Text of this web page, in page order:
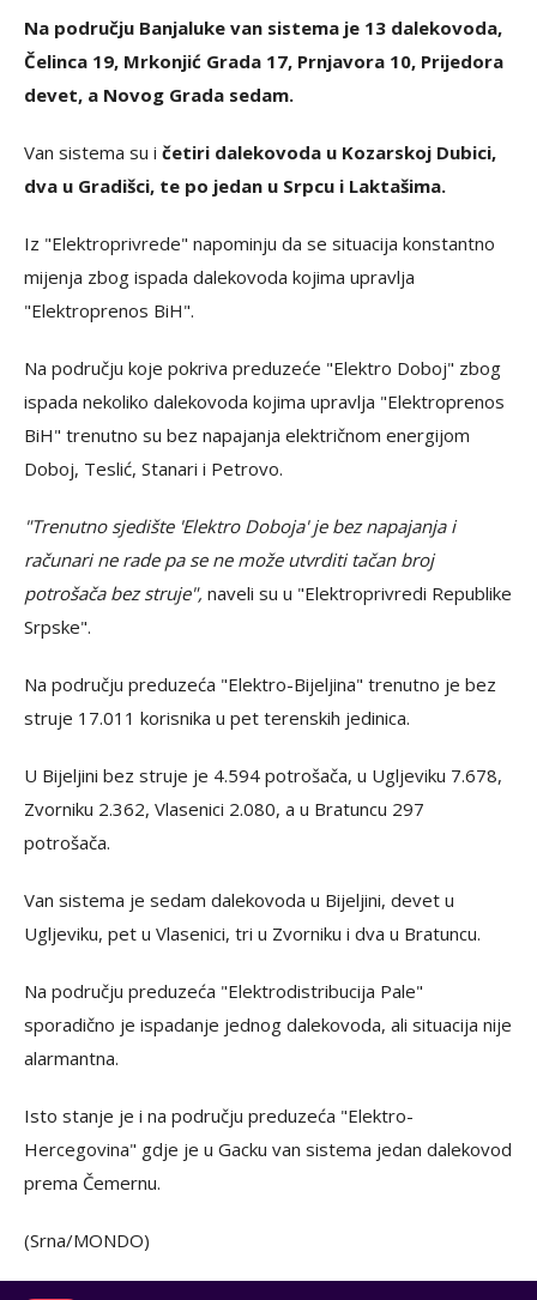
Na području Banjaluke van sistema je 13 dalekovoda,
Čelinca 19, Mrkonjić Grada 17, Prnjavora 10, Prijedora
devet, a Novog Grada sedam.
Van sistema su i četiri dalekovoda u Kozarskoj Dubici,
dva u Gradišci, te po jedan u Srpcu i Laktašima.
Iz "Elektroprivrede" napominju da se situacija konstantno
mijenja zbog ispada dalekovoda kojima upravlja
"Elektroprenos BiH".
Na području koje pokriva preduzeće "Elektro Doboj" zbog
ispada nekoliko dalekovoda kojima upravlja "Elektroprenos
BiH" trenutno su bez napajanja električnom energijom
Doboj, Teslić, Stanari i Petrovo.
"Trenutno sjedište 'Elektro Doboja' je bez napajanja i
računari ne rade pa se ne može utvrditi tačan broj
potrošača bez struje", naveli su u "Elektroprivredi Republike
Srpske".
Na području preduzeća "Elektro-Bijeljina" trenutno je bez
struje 17.011 korisnika u pet terenskih jedinica.
U Bijeljini bez struje je 4.594 potrošača, u Ugljeviku 7.678,
Zvorniku 2.362, Vlasenici 2.080, a u Bratuncu 297
potrošača.
Van sistema je sedam dalekovoda u Bijeljini, devet u
Ugljeviku, pet u Vlasenici, tri u Zvorniku i dva u Bratuncu.
Na području preduzeća "Elektrodistribucija Pale"
sporadično je ispadanje jednog dalekovoda, ali situacija nije
alarmantna.
Isto stanje je i na području preduzeća "Elektro-
Hercegovina" gdje je u Gacku van sistema jedan dalekovod
prema Čemernu.
(Srna/MONDO)